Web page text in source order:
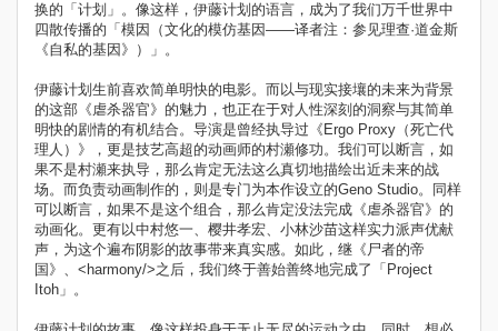
换的「计划」。像这样，伊藤计划的语言，成为了我们万千世界中
四散传播的「模因（文化的模仿基因——译者注：参见理查·道金斯
《自私的基因》）」。
伊藤计划生前喜欢简单明快的电影。而以与现实接壤的未来为背景
的这部《虐杀器官》的魅力，也正在于对人性深刻的洞察与其简单
明快的剧情的有机结合。导演是曾经执导过《Ergo Proxy（死亡代
理人）》，更是技艺高超的动画师的村瀬修功。我们可以断言，如
果不是村瀬来执导，那么肯定无法这么真切地描绘出近未来的战
场。而负责动画制作的，则是专门为本作设立的Geno Studio。同样
可以断言，如果不是这个组合，那么肯定没法完成《虐杀器官》的
动画化。更有以中村悠一、樱井孝宏、小林沙苗这样实力派声优献
声，为这个遍布阴影的故事带来真实感。如此，继《尸者的帝
国》、<harmony/>之后，我们终于善始善终地完成了「Project
Itoh」。